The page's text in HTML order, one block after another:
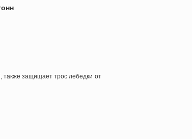
также защищает трос лебедки от